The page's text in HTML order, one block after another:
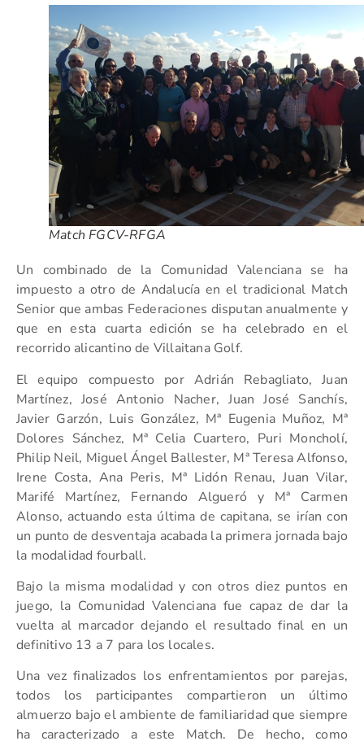
Match FGCV-RFGA
Un combinado de la Comunidad Valenciana se ha
impuesto a otro de Andalucía en el tradicional Match
Senior que ambas Federaciones disputan anualmente y
que en esta cuarta edición se ha celebrado en el
recorrido alicantino de Villaitana Golf.
El equipo compuesto por Adrián Rebagliato, Juan
Martínez, José Antonio Nacher, Juan José Sanchís,
Javier Garzón, Luis González, Mª Eugenia Muñoz, Mª
Dolores Sánchez, Mª Celia Cuartero, Puri Moncholí,
Philip Neil, Miguel Ángel Ballester, Mª Teresa Alfonso,
Irene Costa, Ana Peris, Mª Lidón Renau, Juan Vilar,
Marifé Martínez, Fernando Algueró y Mª Carmen
Alonso, actuando esta última de capitana, se irían con
un punto de desventaja acabada la primera jornada bajo
la modalidad fourball.
Bajo la misma modalidad y con otros diez puntos en
juego, la Comunidad Valenciana fue capaz de dar la
vuelta al marcador dejando el resultado final en un
definitivo 13 a 7 para los locales.
Una vez finalizados los enfrentamientos por parejas,
todos los participantes compartieron un último
almuerzo bajo el ambiente de familiaridad que siempre
ha caracterizado a este Match. De hecho, como